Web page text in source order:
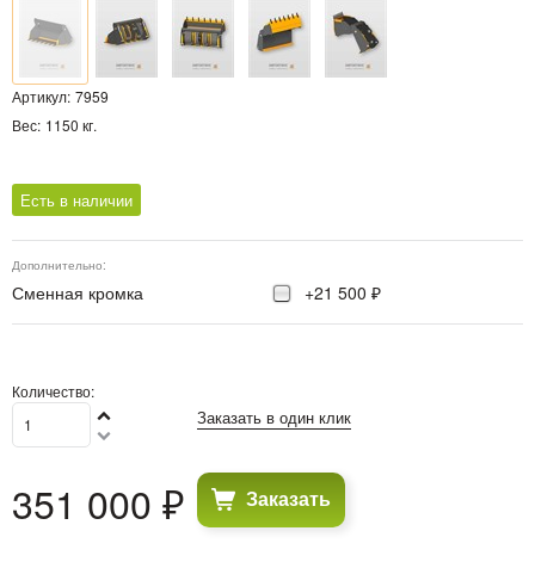
Артикул: 7959
Вес: 1150 кг.
Есть в наличии
Дополнительно:
Сменная кромка +21 500 ₽
Количество:
351 000 ₽
Заказать в один клик
Заказать